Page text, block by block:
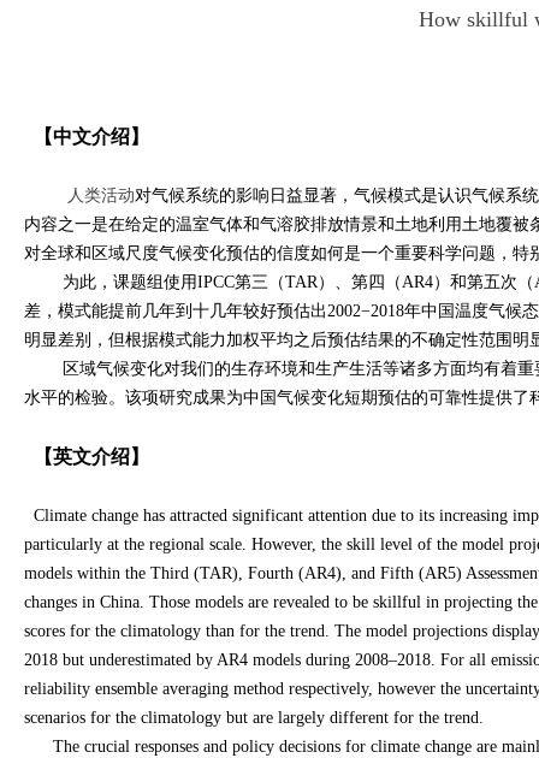
How skillful
【中文介绍】
人类活动对气候系统的影响日益显著，气候模式是认识气候系
内容之一是在给定的温室气体和气溶胶排放情景和土地利用土地覆
对全球和区域尺度气候变化预估的信度如何是一个重要科学问题，
为此，课题组使用IPCC第三（TAR）、第四（AR4）和第五次（
差，模式能提前几年到十几年较好预估出2002−2018年中国温度气
明显差别，但根据模式能力加权平均之后预估结果的不确定性范围
区域气候变化对我们的生存环境和生产生活等诸多方面均有着重
水平的检验。该项研究成果为中国气候变化短期预估的可靠性提供了
【英文介绍】
Climate change has attracted significant attention due to its increasing
particularly at the regional scale. However, the skill level of the model
models within the Third (TAR), Fourth (AR4), and Fifth (AR5)
changes in China. Those models are revealed to be skillful in projecting
scores for the climatology than for the trend. The model projections
2018 but underestimated by AR4 models during 2008–2018. For all
reliability ensemble averaging method respectively, however the
scenarios for the climatology but are largely different for the trend.
The crucial responses and policy decisions for climate change are